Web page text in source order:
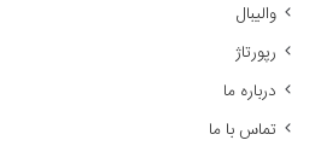
والیبال
رپورتاژ
درباره ما
تماس با ما